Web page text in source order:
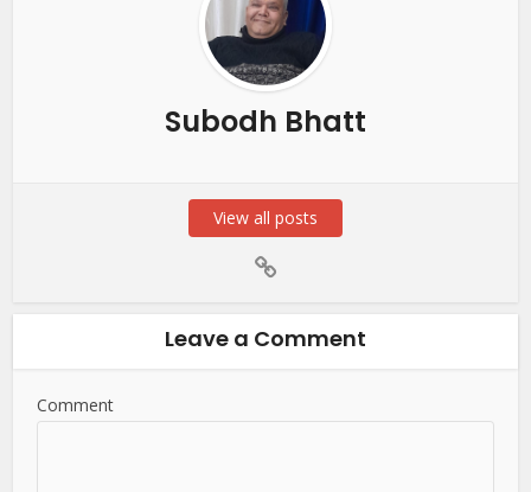
Subodh Bhatt
View all posts
Leave a Comment
Comment